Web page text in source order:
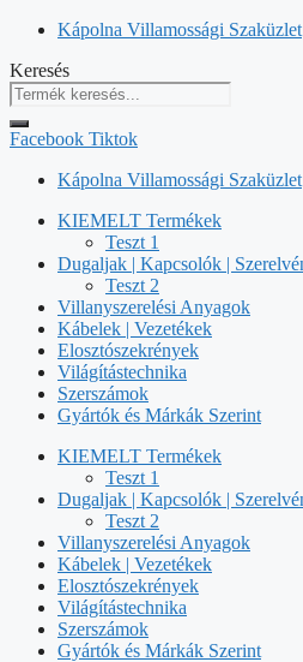
Kilépés
tartalomba
Kápolna Villamossági Szaküzlet
Keresés
Facebook Tiktok
Kápolna Villamossági Szaküzlet
KIEMELT Termékek
Teszt 1
Dugaljak | Kapcsolók |
Teszt 2
Villanyszerelési Anyagok
Kábelek | Vezetékek
Elosztószekrények
Világítástechnika
Szerszámok
Gyártók és Márkák Szerint
KIEMELT Termékek
Teszt 1
Dugaljak | Kapcsolók |
Teszt 2
Villanyszerelési Anyagok
Kábelek | Vezetékek
Elosztószekrények
Világítástechnika
Szerszámok
Gyártók és Márkák Szerint